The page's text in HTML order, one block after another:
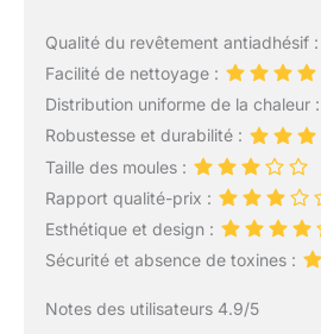
Qualité du revêtement antiadhésif :
Facilité de nettoyage :
Distribution uniforme de la chaleur :
Robustesse et durabilité :
Taille des moules :
Rapport qualité-prix :
Esthétique et design :
Sécurité et absence de toxines :
Notes des utilisateurs 4.9/5